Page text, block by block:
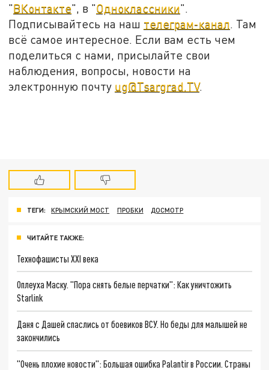
"ВКонтакте", в "Одноклассники".
Подписывайтесь на наш телеграм-канал . Там
всё самое интересное. Если вам есть чем
поделиться с нами, присылайте свои
наблюдения, вопросы, новости на
электронную почту ug@Tsargrad.TV.
ТЕГИ: КРЫМСКИЙ МОСТ ПРОБКИ ДОСМОТР
ЧИТАЙТЕ ТАКЖЕ:
Технофашисты XXI века
Оплеуха Маску. "Пора снять белые перчатки": Как уничтожить
Starlink
Даня с Дашей спаслись от боевиков ВСУ. Но беды для малышей не
закончились
"Очень плохие новости": Большая ошибка Palantir в России. Страны